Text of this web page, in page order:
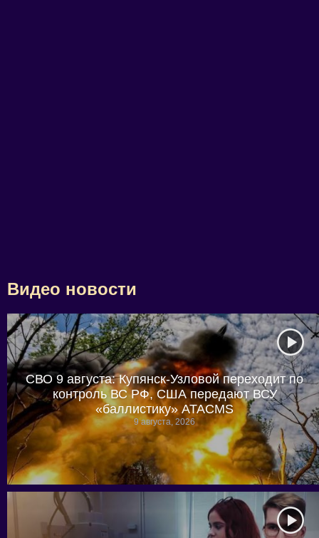
Видео новости
СВО 9 августа: Купянск-Узловой переходит по
контроль ВС РФ, США передают ВСУ
«баллистику» ATACMS
9 августа, 2026